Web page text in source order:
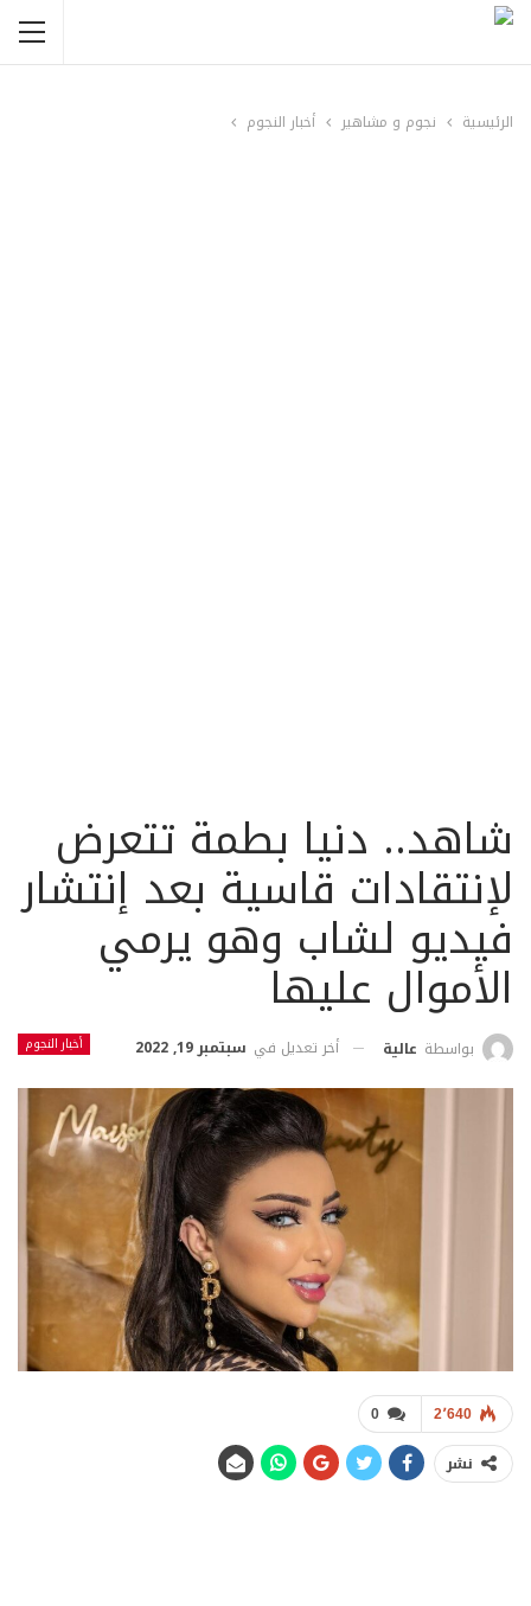
الرئيسية نجوم و مشاهير أخبار النجوم
شاهد.. دنيا بطمة تتعرض
لإنتقادات قاسية بعد إنتشار
فيديو لشاب وهو يرمي
الأموال عليها
أخبار النجوم بواسطة عالية أخر تعديل في سبتمبر 19, 2022
0 2٬640
نشر